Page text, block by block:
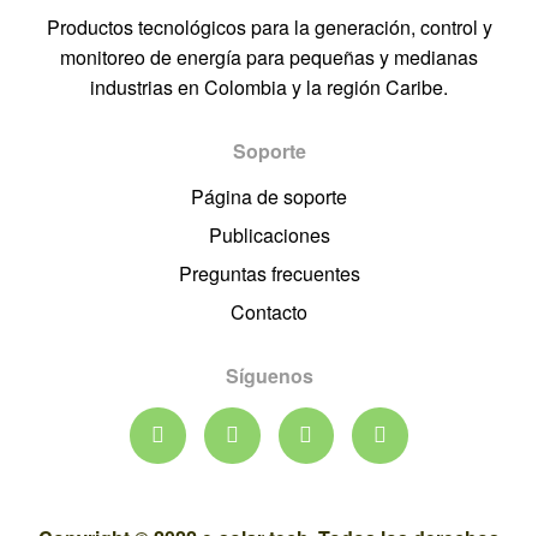
Productos tecnológicos para la generación, control y
monitoreo de energía para pequeñas y medianas
industrias en Colombia y la región Caribe.
Soporte
Página de soporte
Publicaciones
Preguntas frecuentes
Contacto
Síguenos